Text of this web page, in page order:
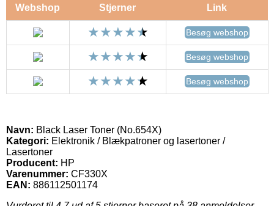
Webshop Stjerner Link
Besøg webshop
Besøg webshop
Besøg webshop
Navn: Black Laser Toner (No.654X)
Kategori: Elektronik / Blækpatroner og lasertoner /
Lasertoner
Producent: HP
Varenummer: CF330X
EAN: 886112501174